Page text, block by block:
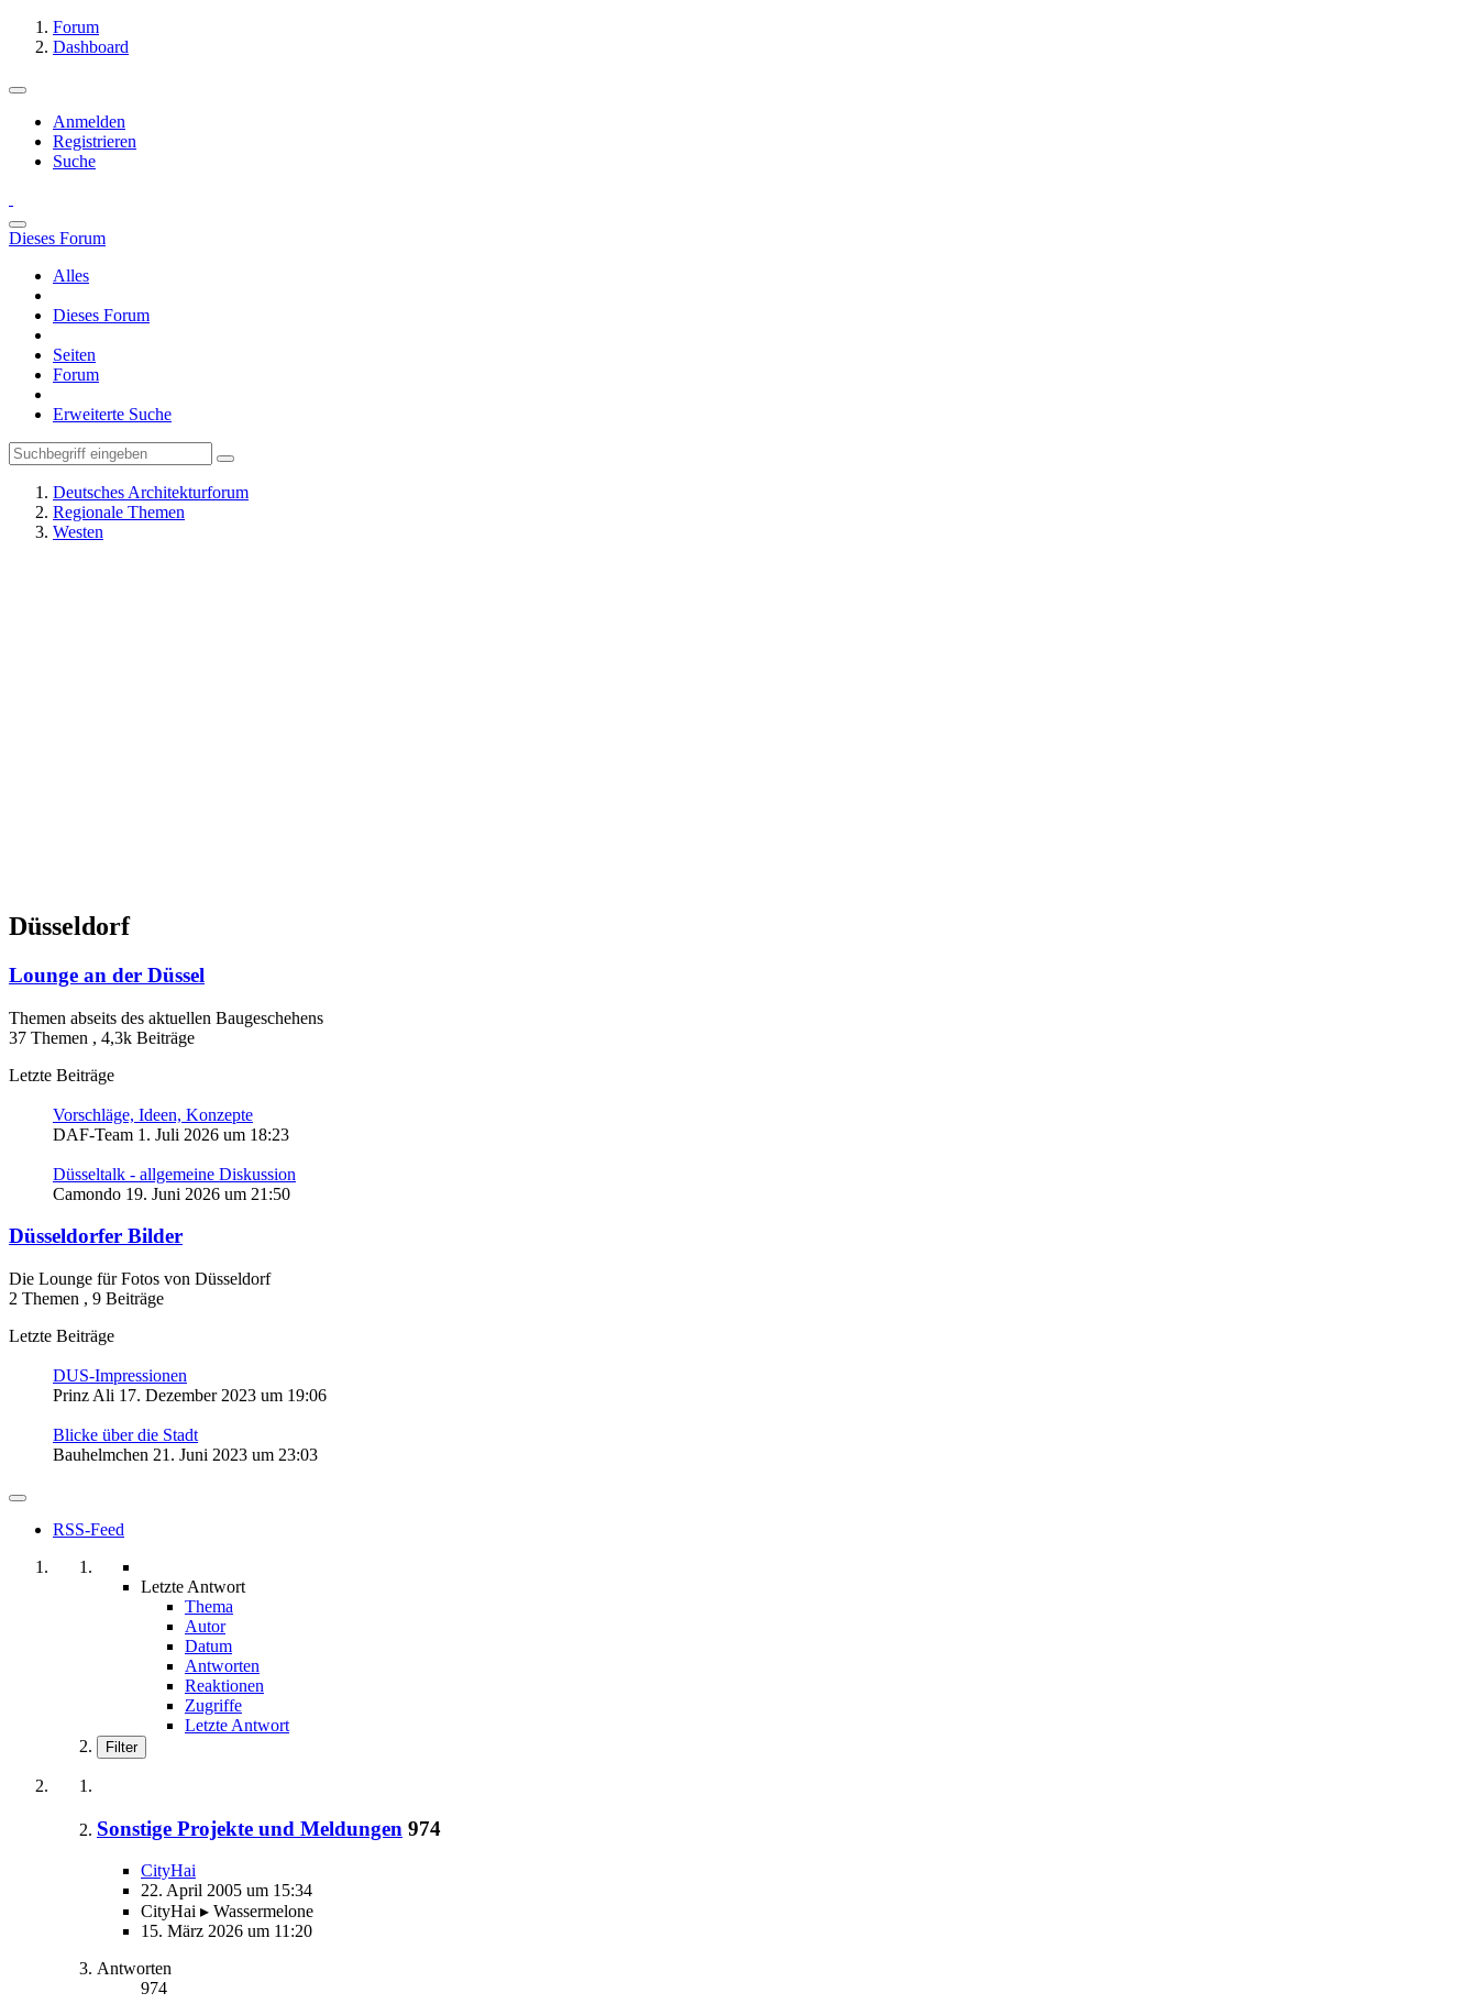
Forum
Dashboard
Anmelden
Registrieren
Suche
Dieses Forum
Alles
Dieses Forum
Seiten
Forum
Erweiterte Suche
Deutsches Architekturforum
Regionale Themen
Westen
Düsseldorf
Lounge an der Düssel
Themen abseits des aktuellen Baugeschehens
37 Themen , 4,3k Beiträge
Letzte Beiträge
Vorschläge, Ideen, Konzepte
DAF-Team 1. Juli 2026 um 18:23
Düsseltalk - allgemeine Diskussion
Camondo 19. Juni 2026 um 21:50
Düsseldorfer Bilder
Die Lounge für Fotos von Düsseldorf
2 Themen , 9 Beiträge
Letzte Beiträge
DUS-Impressionen
Prinz Ali 17. Dezember 2023 um 19:06
Blicke über die Stadt
Bauhelmchen 21. Juni 2023 um 23:03
RSS-Feed
Letzte Antwort
Thema
Autor
Datum
Antworten
Reaktionen
Zugriffe
Letzte Antwort
Filter
Sonstige Projekte und Meldungen 974
CityHai
22. April 2005 um 15:34
CityHai ▸ Wassermelone
15. März 2026 um 11:20
Antworten
974